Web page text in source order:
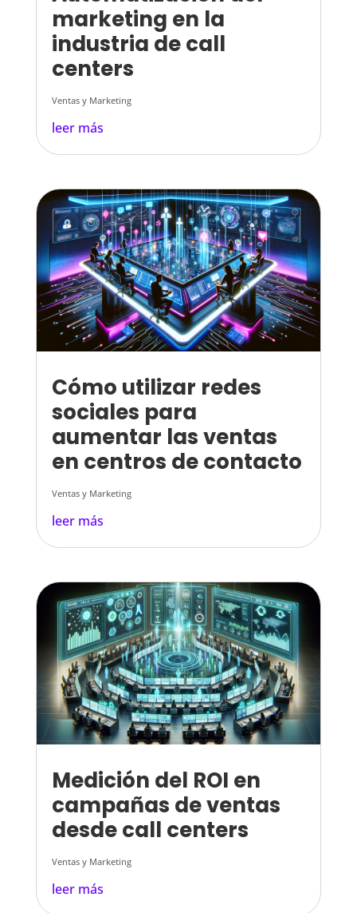
marketing en la
industria de call
centers
Ventas y Marketing
leer más
Cómo utilizar redes
sociales para
aumentar las ventas
en centros de contacto
Ventas y Marketing
leer más
Medición del ROI en
campañas de ventas
desde call centers
Ventas y Marketing
leer más